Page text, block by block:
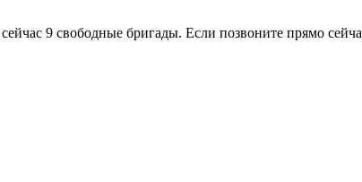
9 свободные бригады. Если позвоните прямо